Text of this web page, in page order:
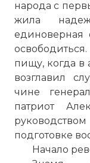
народа с
жила
единоверная
пищу, когда в
возглавил
чине
патриот
подготовке
Начало